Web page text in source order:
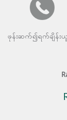
ဖုန်းဆက်၍ရက်ချိန်း